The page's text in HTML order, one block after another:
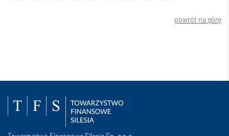
powrót na górę